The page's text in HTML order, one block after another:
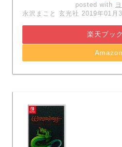
posted with
永沢まこと 玄光社 2019年01月
楽天ブッ
Amazon